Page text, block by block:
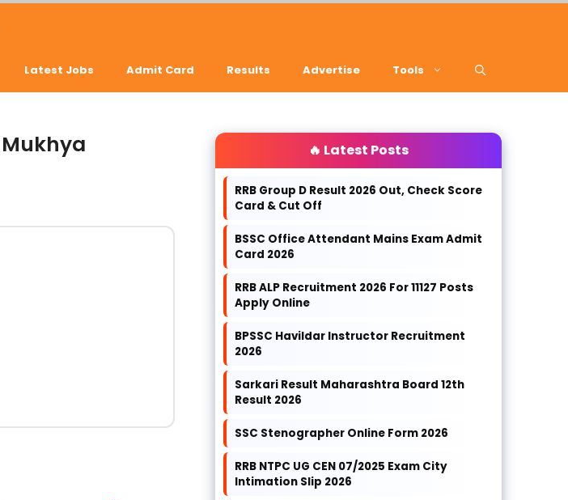
Latest Jobs Admit Card Results Advertise Tools
Mukhya
🔥 Latest Posts
RRB Group D Result 2026 Out, Check Score
Card & Cut Off
BSSC Office Attendant Mains Exam Admit
Card 2026
RRB ALP Recruitment 2026 For 11127 Posts
Apply Online
BPSSC Havildar Instructor Recruitment
2026
Sarkari Result Maharashtra Board 12th
Result 2026
SSC Stenographer Online Form 2026
RRB NTPC UG CEN 07/2025 Exam City
Intimation Slip 2026